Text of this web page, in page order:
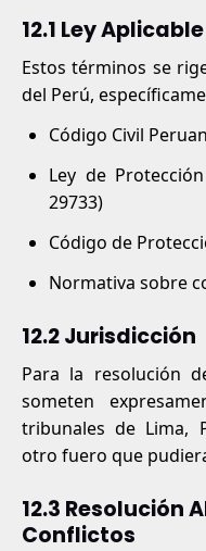
12.1 Ley Aplicable
Estos términos se
del Perú,
Código Civil
Ley de
29733)
Código de
Normativa sobre
12.2 Jurisdicción
Para la resolución
someten
tribunales de Lima,
otro fuero que
12.3 Resolución
Conflictos